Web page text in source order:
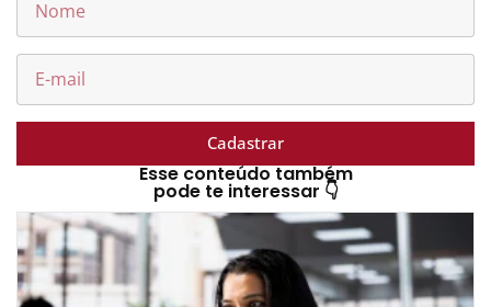
Cadastrar
Esse conteúdo também
pode te interessar 👇